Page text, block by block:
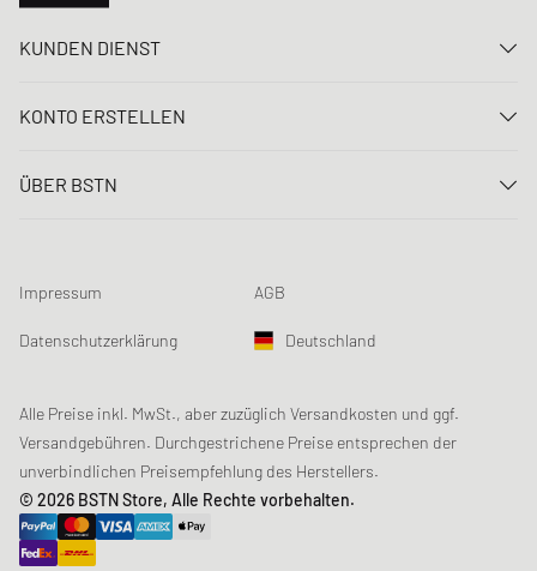
KUNDEN DIENST
FAQ
Loyalty Program
Produktsicherheit
KONTO ERSTELLEN
Registrieren
Newsletter-Registrierung
Datenerfassung
ÜBER BSTN
Chronicles
Sustainability
Studentenrabatt: Unidays
Studentenrabatt: Studentbeans
Studentenrabatt: EDiU
Gutscheine & Aktionen
Impressum AGB
Datenschutzerklärung Deutschland
Alle Preise inkl. MwSt., aber zuzüglich Versandkosten und ggf.
Versandgebühren. Durchgestrichene Preise entsprechen der
unverbindlichen Preisempfehlung des Herstellers.
© 2026 BSTN Store, Alle Rechte vorbehalten.